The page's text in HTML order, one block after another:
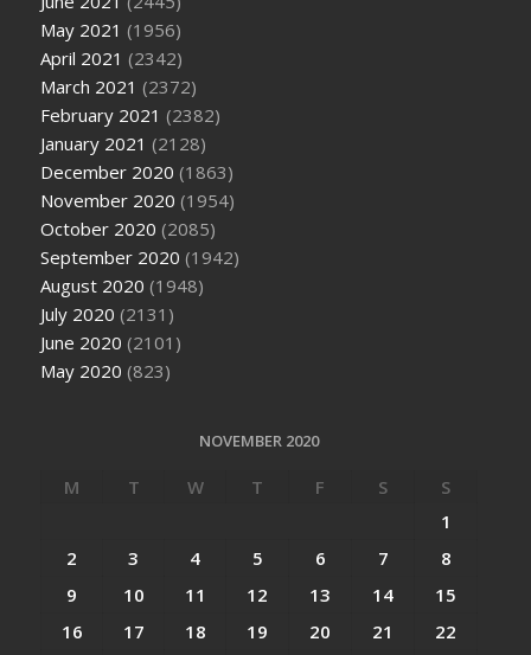
May 2021 (1956)
April 2021 (2342)
March 2021 (2372)
February 2021 (2382)
January 2021 (2128)
December 2020 (1863)
November 2020 (1954)
October 2020 (2085)
September 2020 (1942)
August 2020 (1948)
July 2020 (2131)
June 2020 (2101)
May 2020 (823)
NOVEMBER 2020
M T W T F S
S
1
2
3 4 5 6 7
8
9
10 11 12 13 14
15
16
17 18 19 20 21
22